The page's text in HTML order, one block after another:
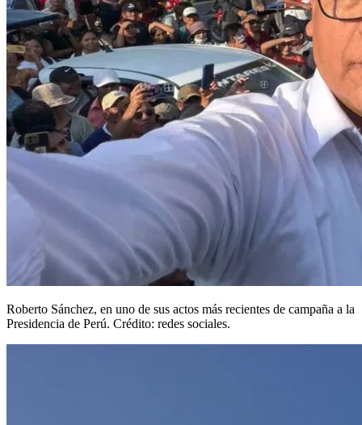
Roberto Sánchez, en uno de sus actos más recientes de campaña a la
Presidencia de Perú. Crédito: redes sociales.